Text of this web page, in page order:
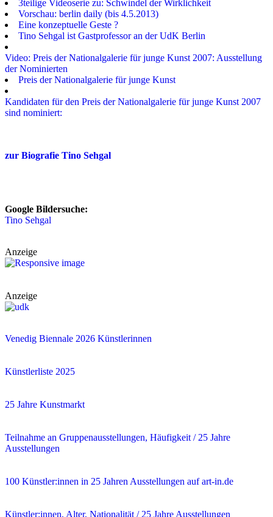
3teilige Videoserie zu: Schwindel der Wirklichkeit
Vorschau: berlin daily (bis 4.5.2013)
Eine konzeptuelle Geste ?
Tino Sehgal ist Gastprofessor an der UdK Berlin
Video: Preis der Nationalgalerie für junge Kunst 2007: Ausstellung
der Nominierten
Preis der Nationalgalerie für junge Kunst
Kandidaten für den Preis der Nationalgalerie für junge Kunst 2007
sind nominiert:
zur Biografie Tino Sehgal
Google Bildersuche:
Tino Sehgal
Anzeige
Anzeige
Venedig Biennale 2026 Künstlerinnen
Künstlerliste 2025
25 Jahre Kunstmarkt
Teilnahme an Gruppenausstellungen, Häufigkeit / 25 Jahre
Ausstellungen
100 Künstler:innen in 25 Jahren Ausstellungen auf art-in.de
Künstler:innen, Alter, Nationalität / 25 Jahre Ausstellungen